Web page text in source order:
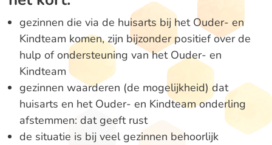
gezinnen die via de huisarts bij het Ouder- en
Kindteam komen, zijn bijzonder positief over de
hulp of ondersteuning van het Ouder- en
Kindteam
gezinnen waarderen (de mogelijkheid) dat
huisarts en het Ouder- en Kindteam onderling
afstemmen: dat geeft rust
de situatie is bij veel gezinnen behoorlijk